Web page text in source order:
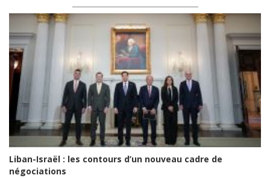
Liban-Israël : les contours d’un nouveau cadre de
négociations